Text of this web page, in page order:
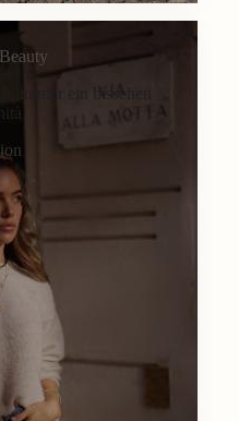
immer ein bisschen